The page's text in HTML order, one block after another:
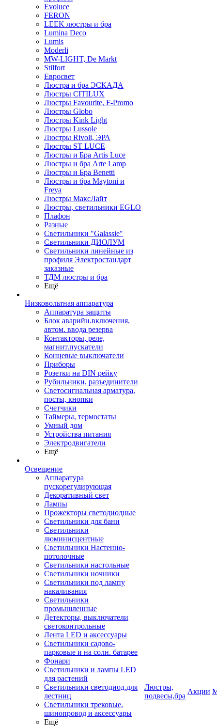
Evoluce
FERON
LEEK люстры и бра
Lumina Deco
Lumis
Moderli
MW-LIGHT, De Markt
Stilfort
Евросвет
Люстра и бра ЭСКАДА
Люстры CITILUX
Люстры Favourite, F-Promo
Люстры Globo
Люстры Kink Light
Люстры Lussole
Люстры Rivoli, ЭРА
Люстры ST LUCE
Люстры и Бра Artis Luce
Люстры и бра Arte Lamp
Люстры и Бра Benetti
Люстры и бра Maytoni и
Freya
Люстры МаксЛайт
Люстры, светильники EGLO
Плафон
Разные
Светильники "Galassie"
Светильники ДИОЛУМ
Светильники линейные из
профиля Электростандарт
заказные
ТДМ люстры и бра
Ещё
Низковольтная аппаратура
Аппаратура защиты
Блок аварийн.включения,
автом. ввода резерва
Контакторы, реле,
магнит.пускатели
Концевые выключатели
Приборы
Розетки на DIN рейку
Рубильники, разъединители
Светосигнальная арматура,
посты, кнопки
Счетчики
Таймеры, термостаты
Умный дом
Устройства питания
Электродвигатели
Ещё
Освещение
Аппаратура
пускорегулирующая
Декоративный свет
Лампы
Прожекторы светодиодные
Светильники для бани
Светильники
люминисцентные
Светильники Настенно-
потолочные
Светильники настольные
Светильники ночники
Светильники под лампу
накаливания
Светильники
промышленные
Детекторы, выключатели
светоконтрольные
Лента LED и аксессуары
Светильники садово-
парковые и на солн. батарее
Фонари
Светильники и лампы LED
для растений
Светильники светодиод.для
лестниц
Светильники трековые,
шинопровод и аксессуары
Ещё
Люстры,
подвесы,бра
Акции